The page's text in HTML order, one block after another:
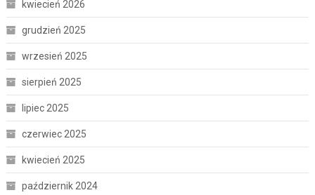
kwiecień 2026
grudzień 2025
wrzesień 2025
sierpień 2025
lipiec 2025
czerwiec 2025
kwiecień 2025
październik 2024